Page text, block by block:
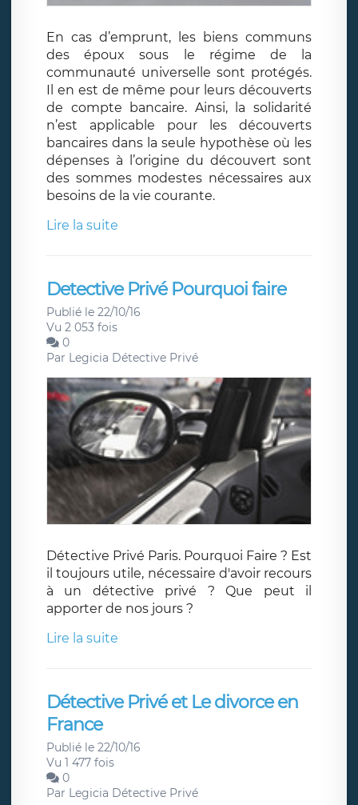
En cas d’emprunt, les biens communs
des époux sous le régime de la
communauté universelle sont protégés.
Il en est de même pour leurs découverts
de compte bancaire. Ainsi, la solidarité
n’est applicable pour les découverts
bancaires dans la seule hypothèse où les
dépenses à l’origine du découvert sont
des sommes modestes nécessaires aux
besoins de la vie courante.
Lire la suite
Detective Privé Pourquoi faire
Publié le 22/10/16
Vu 2 053 fois
0
Par Legicia Détective Privé
Détective Privé Paris. Pourquoi Faire ? Est
il toujours utile, nécessaire d'avoir recours
à un détective privé ? Que peut il
apporter de nos jours ?
Lire la suite
Détective Privé et Le divorce en
France
Publié le 22/10/16
Vu 1 477 fois
0
Par Legicia Détective Privé